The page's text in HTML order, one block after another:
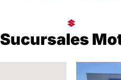
Sucursales